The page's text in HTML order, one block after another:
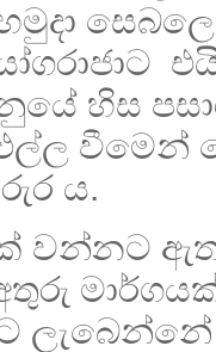
හිස
වීමෙන්
ය.
වන්නට
අතුරු
ලැබෙන්නේ